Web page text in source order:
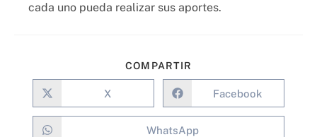
cada uno pueda realizar sus aportes.
COMPARTIR
X Facebook
WhatsApp